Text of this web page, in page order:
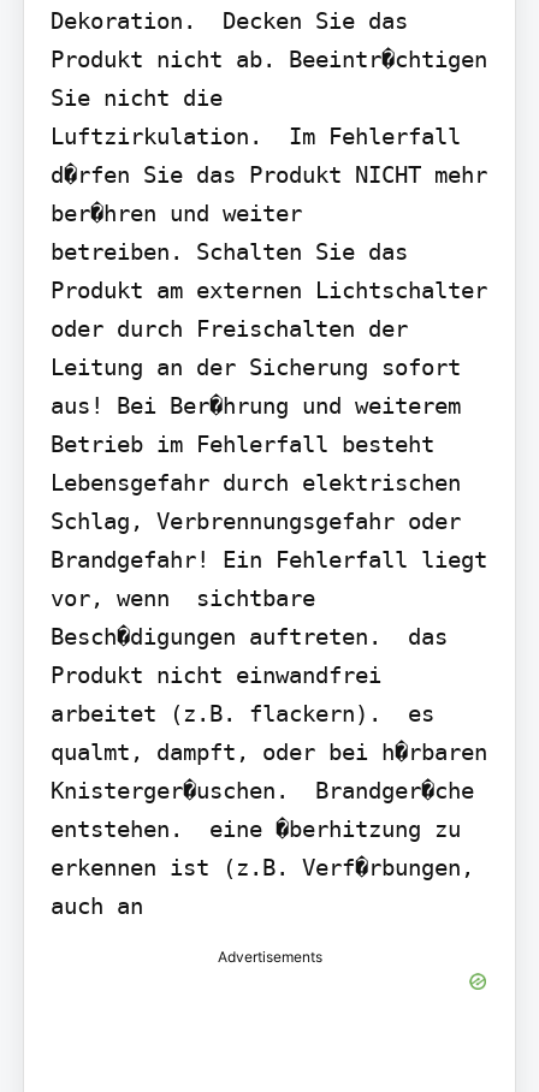
Dekoration.  Decken Sie das
Produkt nicht ab. Beeintr�chtigen
Sie nicht die
Luftzirkulation.  Im Fehlerfall
d�rfen Sie das Produkt NICHT mehr
ber�hren und weiter
betreiben. Schalten Sie das
Produkt am externen Lichtschalter
oder durch Freischalten der
Leitung an der Sicherung sofort
aus! Bei Ber�hrung und weiterem
Betrieb im Fehlerfall besteht
Lebensgefahr durch elektrischen
Schlag, Verbrennungsgefahr oder
Brandgefahr! Ein Fehlerfall liegt
vor, wenn  sichtbare
Besch�digungen auftreten.  das
Produkt nicht einwandfrei
arbeitet (z.B. flackern).  es
qualmt, dampft, oder bei h�rbaren
Knisterger�uschen.  Brandger�che
entstehen.  eine �berhitzung zu
erkennen ist (z.B. Verf�rbungen,
auch an
Advertisements